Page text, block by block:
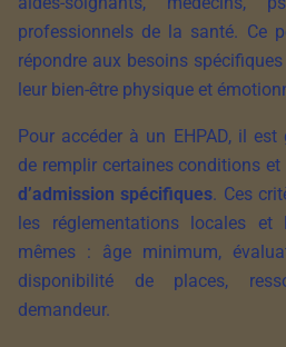
professionnels de la santé. Ce
répondre aux besoins
leur bien-être physique et
Pour accéder à un EHPAD, il est
de remplir certaines conditions et
d’admission spécifiques. Ces
les réglementations locales et
mêmes : âge minimum,
disponibilité de places,
demandeur.